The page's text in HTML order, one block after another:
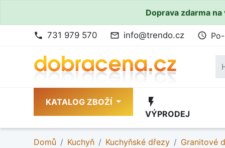
Doprava zdarma
phone 731 979 570 mail_outline info@trendo.cz access_time
KATALOG ZBOŽÍ flash_on
VÝPRODEJ
Domů Kuchyň Kuchyňské dřezy Granitové